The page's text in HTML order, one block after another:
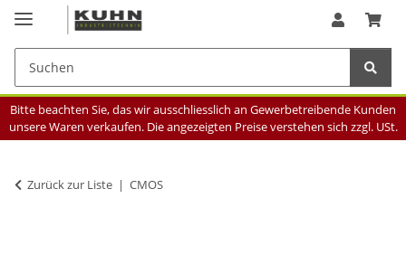
Bitte beachten Sie, das wir ausschliesslich an Gewerbetreibende Kunden
unsere Waren verkaufen. Die angezeigten Preise verstehen sich zzgl. USt.
Zurück zur Liste CMOS